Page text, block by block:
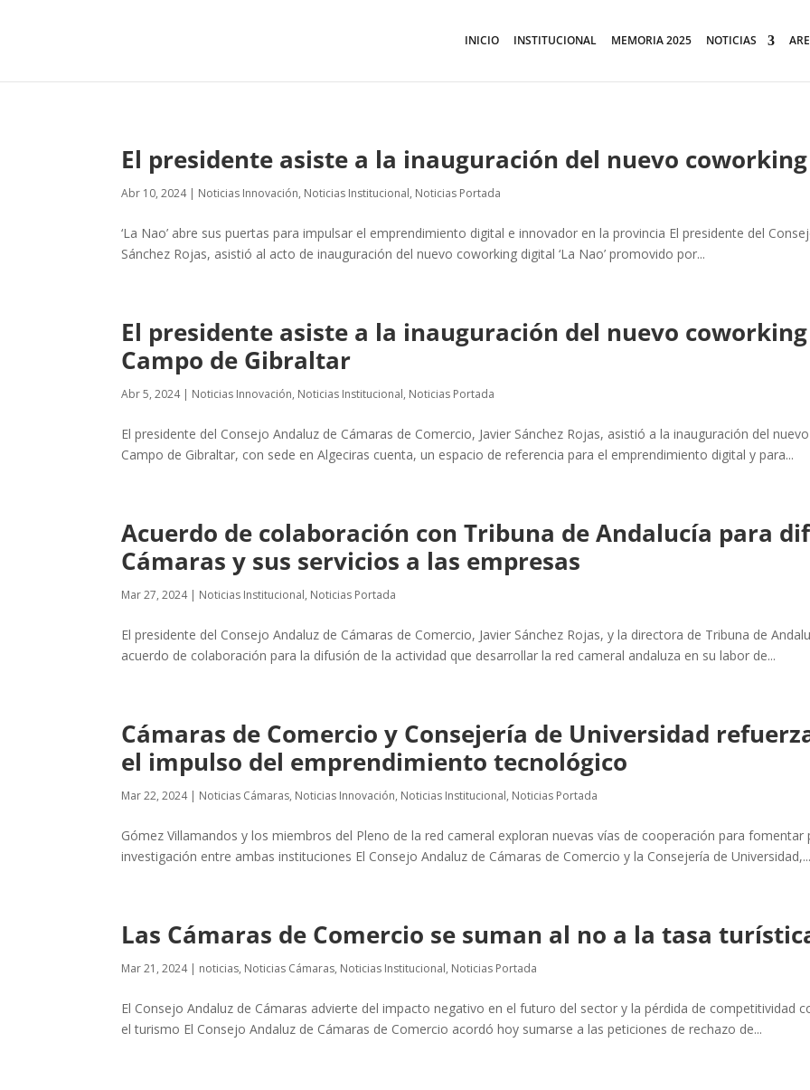
INICIO INSTITUCIONAL MEMORIA 2025 NOTICIAS
El presidente asiste a la inauguración del nuevo
Abr 10, 2024| Noticias Innovación, Noticias Institucional, Noticias Portada
‘La Nao’ abre sus puertas para impulsar el emprendimiento digital e innovador en la provincia El presidente del
Sánchez Rojas, asistió al acto de inauguración del nuevo coworking digital ‘La Nao’ promovido por...
El presidente asiste a la inauguración del nuevo
Campo de Gibraltar
Abr 5, 2024| Noticias Innovación, Noticias Institucional, Noticias Portada
El presidente del Consejo Andaluz de Cámaras de Comercio, Javier Sánchez Rojas, asistió a la inauguración del
Campo de Gibraltar, con sede en Algeciras cuenta, un espacio de referencia para el emprendimiento digital y para...
Acuerdo de colaboración con Tribuna de Andalucía para
Cámaras y sus servicios a las empresas
Mar 27, 2024| Noticias Institucional, Noticias Portada
El presidente del Consejo Andaluz de Cámaras de Comercio, Javier Sánchez Rojas, y la directora de Tribuna de
acuerdo de colaboración para la difusión de la actividad que desarrollar la red cameral andaluza en su labor de...
Cámaras de Comercio y Consejería de Universidad
el impulso del emprendimiento tecnológico
Mar 22, 2024| Noticias Cámaras, Noticias Innovación, Noticias Institucional, Noticias Portada
Gómez Villamandos y los miembros del Pleno de la red cameral exploran nuevas vías de cooperación para
investigación entre ambas instituciones El Consejo Andaluz de Cámaras de Comercio y la Consejería de Universidad,...
Las Cámaras de Comercio se suman al no a la tasa
Mar 21, 2024| noticias, Noticias Cámaras, Noticias Institucional, Noticias Portada
El Consejo Andaluz de Cámaras advierte del impacto negativo en el futuro del sector y la pérdida de competitividad
el turismo El Consejo Andaluz de Cámaras de Comercio acordó hoy sumarse a las peticiones de rechazo de...